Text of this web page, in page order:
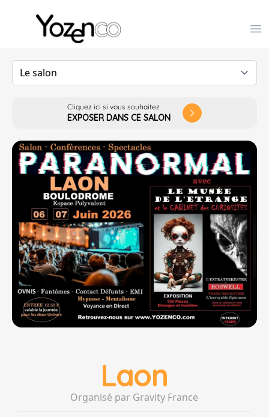
Yozenco - Organisateur de Salons, Evénements et
Cliquez ici si vous souhaitez
EXPOSER DANS CE SALON arrow_forward_ios
Laon
Organisé par Gravity France